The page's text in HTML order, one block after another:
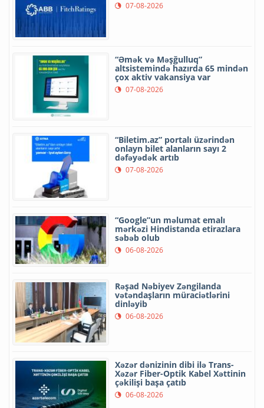
07-08-2026
“Əmək və Məşğulluq”
altsistemində hazırda 65 mindən
çox aktiv vakansiya var
07-08-2026
“Biletim.az” portalı üzərindən
onlayn bilet alanların sayı 2
dəfəyədək artıb
07-08-2026
“Google”un məlumat emalı
mərkəzi Hindistanda etirazlara
səbəb olub
06-08-2026
Rəşad Nəbiyev Zəngilanda
vətəndaşların müraciətlərini
dinləyib
06-08-2026
Xəzər dənizinin dibi ilə Trans-
Xəzər Fiber-Optik Kabel Xəttinin
çəkilişi başa çatıb
06-08-2026